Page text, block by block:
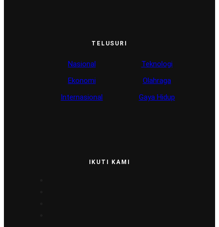
TELUSURI
Nasional
Ekonomi
Internasional
Teknologi
Olahraga
Gaya Hidup
IKUTI KAMI